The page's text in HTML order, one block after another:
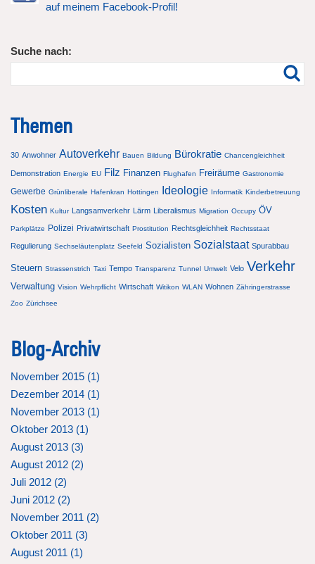
auf meinem Facebook-Profil!
Suche nach:
Themen
30 Anwohner Autoverkehr Bauen Bildung Bürokratie Chancengleichheit
Demonstration Energie EU Filz Finanzen Flughafen Freiräume Gastronomie
Gewerbe Grünliberale Hafenkran Hottingen Ideologie Informatik Kinderbetreuung
Kosten Kultur Langsamverkehr Lärm Liberalismus Migration Occupy ÖV
Parkplätze Polizei Privatwirtschaft Prostitution Rechtsgleichheit Rechtsstaat
Regulierung Sechseläutenplatz Seefeld Sozialisten Sozialstaat Spurabbau
Steuern Strassenstrich Taxi Tempo Transparenz Tunnel Umwelt Velo Verkehr
Verwaltung Vision Wehrpflicht Wirtschaft Witikon WLAN Wohnen Zähringerstrasse
Zoo Zürichsee
Blog-Archiv
November 2015 (1)
Dezember 2014 (1)
November 2013 (1)
Oktober 2013 (1)
August 2013 (3)
August 2012 (2)
Juli 2012 (2)
Juni 2012 (2)
November 2011 (2)
Oktober 2011 (3)
August 2011 (1)